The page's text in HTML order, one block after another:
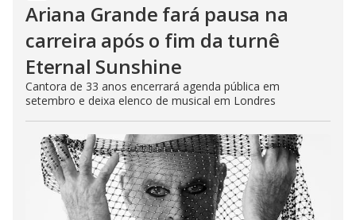
Ariana Grande fará pausa na
carreira após o fim da turnê
Eternal Sunshine
Cantora de 33 anos encerrará agenda pública em
setembro e deixa elenco de musical em Londres